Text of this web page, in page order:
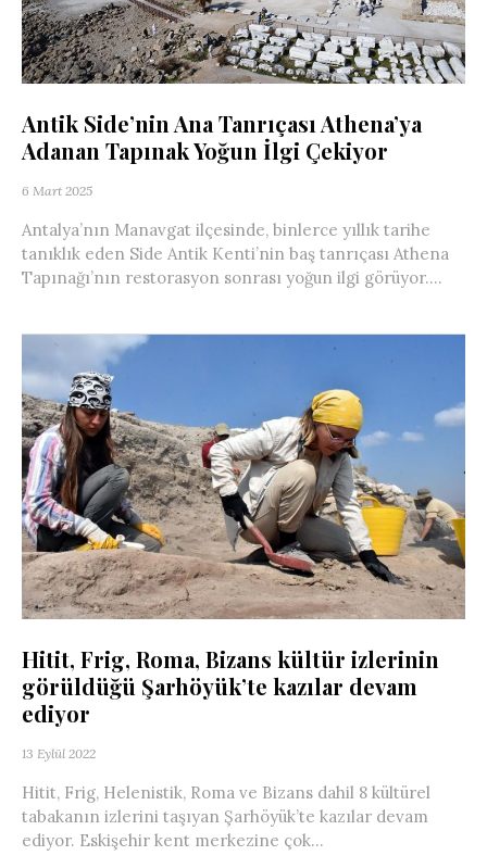
Antik Side’nin Ana Tanrıçası Athena’ya
Adanan Tapınak Yoğun İlgi Çekiyor
6 Mart 2025
Antalya’nın Manavgat ilçesinde, binlerce yıllık tarihe
tanıklık eden Side Antik Kenti’nin baş tanrıçası Athena
Tapınağı’nın restorasyon sonrası yoğun ilgi görüyor....
Hitit, Frig, Roma, Bizans kültür izlerinin
görüldüğü Şarhöyük’te kazılar devam
ediyor
13 Eylül 2022
Hitit, Frig, Helenistik, Roma ve Bizans dahil 8 kültürel
tabakanın izlerini taşıyan Şarhöyük’te kazılar devam
ediyor. Eskişehir kent merkezine çok...